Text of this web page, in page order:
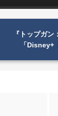
『トップガ
「Disney+